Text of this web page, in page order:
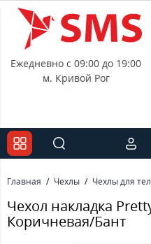
Ежедневно с 09:00 до 19:00
м. Кривой Рог
Главная Чехлы Чехлы для
Чехол накладка
Коричневая/Бант